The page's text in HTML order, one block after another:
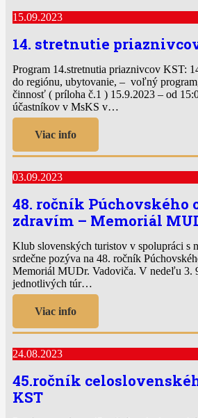
15.09.2023
14. stretnutie
Program 14.stretnutia priaznivcov KST:
do regiónu, ubytovanie, – voľný
činnosť ( príloha č.1 ) 15.9.2023 – od
účastníkov v MsKS v…
Viac info
03.09.2023
48. ročník Púchovského
zdravím – Memoriál
Klub slovenských turistov v spolupráci s
srdečne pozýva na 48. ročník
Memoriál MUDr. Vadoviča. V nedeľu 3.
jednotlivých túr…
Viac info
24.08.2023
45.ročník
KST